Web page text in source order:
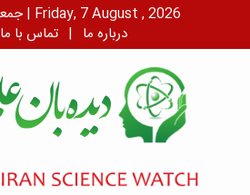
جمعه، ۱۶ مرداد، ۱۴۰۵ | Friday, 7 August , 2026
درباره ما | تماس با ما